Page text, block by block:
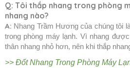
Q: Tôi thắp nhang trong phòng
nhang nào?
A: Nhang Trầm Hương của chúng tôi
trong phòng máy lạnh. Vì nhang
thân nhang nhỏ hơn, nên khi thắp
>> Đốt Nhang Trong Phòng Máy